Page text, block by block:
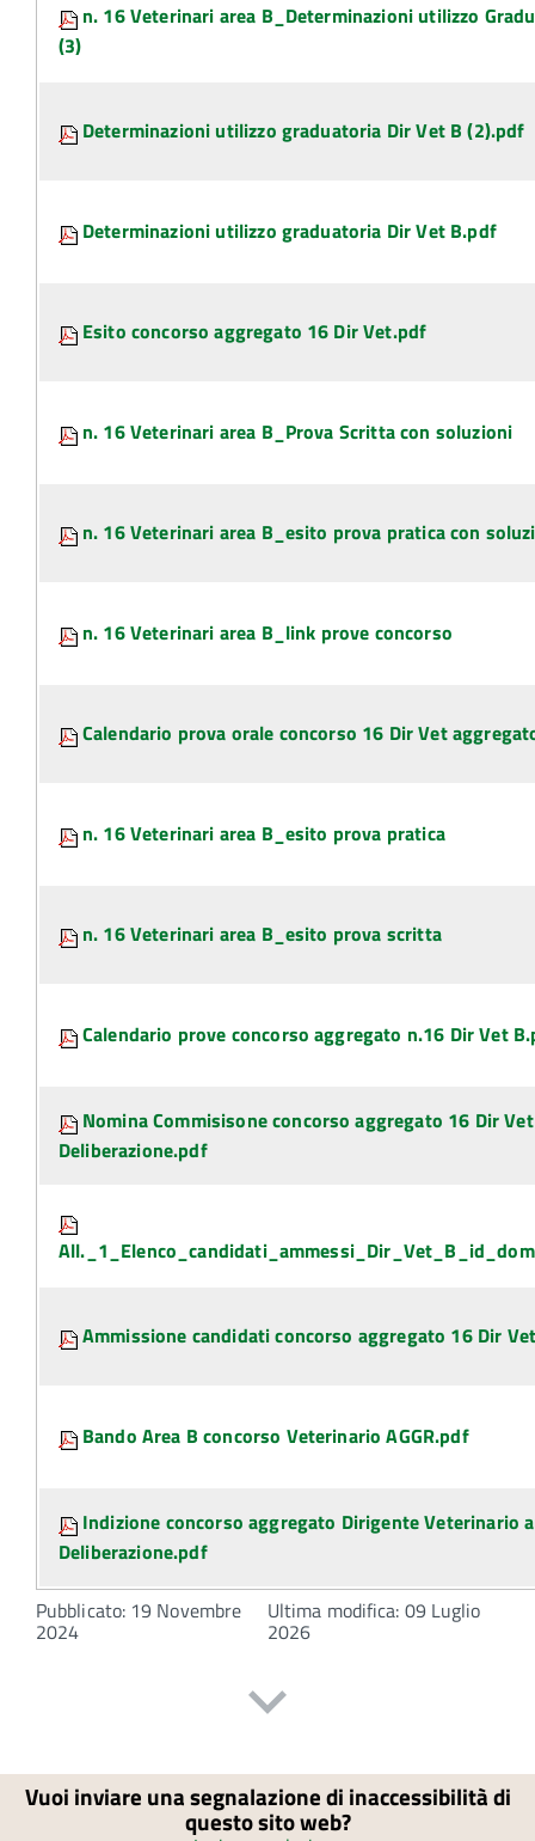
n. 16 Veterinari area B_Determinazioni utilizzo
(3)
Determinazioni utilizzo graduatoria Dir Vet B (2).pdf
Determinazioni utilizzo graduatoria Dir Vet B.pdf
Esito concorso aggregato 16 Dir Vet.pdf
n. 16 Veterinari area B_Prova Scritta con soluzioni
n. 16 Veterinari area B_esito prova pratica con
n. 16 Veterinari area B_link prove concorso
Calendario prova orale concorso 16 Dir Vet
n. 16 Veterinari area B_esito prova pratica
n. 16 Veterinari area B_esito prova scritta
Calendario prove concorso aggregato n.16 Dir Vet
Nomina Commisisone concorso aggregato 16 Dir
Deliberazione.pdf
Ammissione candidati concorso aggregato 16 Dir
Bando Area B concorso Veterinario AGGR.pdf
Indizione concorso aggregato Dirigente Veterinario
Deliberazione.pdf
Pubblicato: 19 Novembre
2024
Ultima modifica: 09 Luglio
2026
Vuoi inviare una segnalazione di inaccessibilità di
questo sito web?